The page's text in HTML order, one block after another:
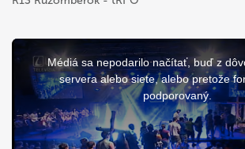
This
modal
window.
Médiá sa nepodarilo načítať, buď z
servera alebo siete, alebo pretože
podporovaný.